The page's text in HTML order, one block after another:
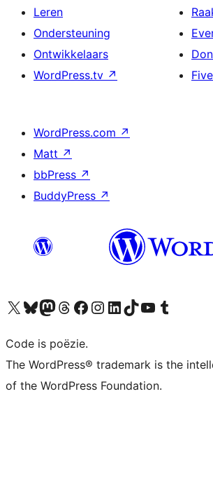
Leren
Ondersteuning
Ontwikkelaars
WordPress.tv ↗
WordPress.com ↗
Matt ↗
bbPress ↗
BuddyPress ↗
Bezoek ons X (voorheen Twitter) account
Bezoek ons Bluesky account
Bezoek ons Mastodon account
Bezoek ons Threads account
Onze Facebook pagina bezoeken
Bezoek ons Instagram account
Bezoek ons LinkedIn account
Bezoek ons TikTok account
Bezoek ons YouTube kanaalBezoek ons Tumblr account
Code is poëzie.
The WordPress® trademark is the
of the WordPress Foundation.